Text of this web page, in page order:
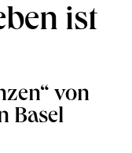
ist
von
Basel